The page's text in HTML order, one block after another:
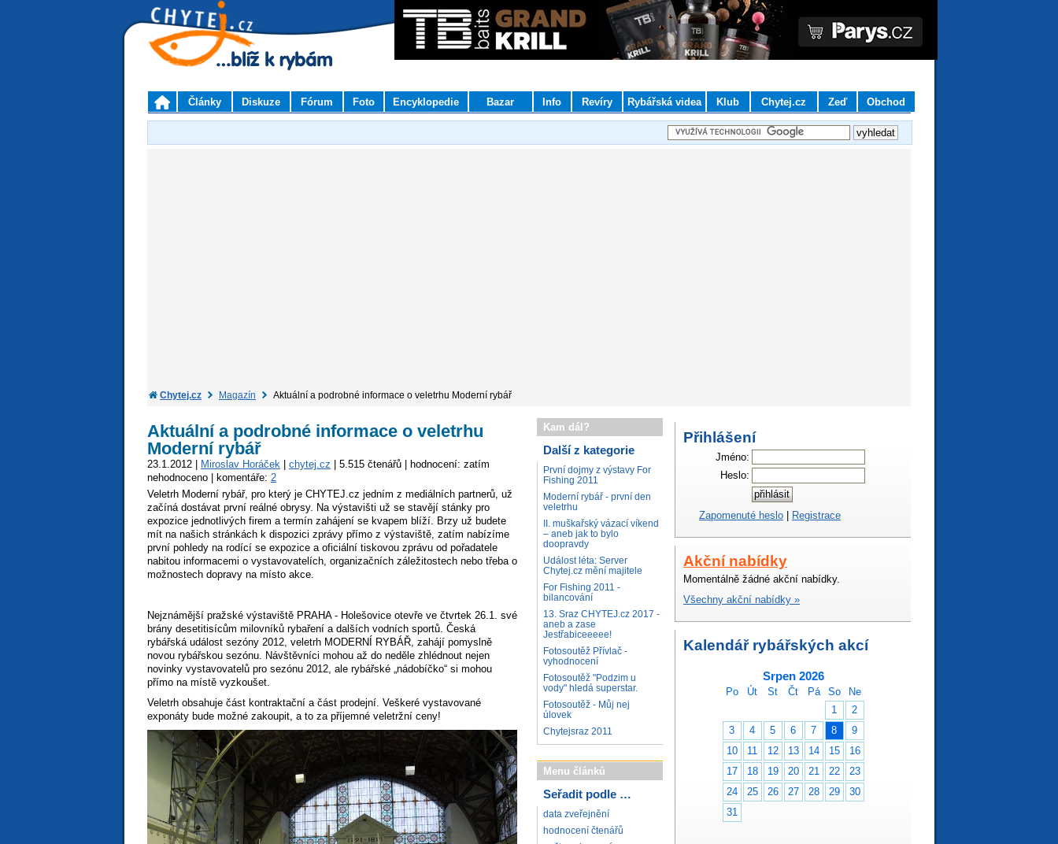
Články Diskuze Fórum Foto Encyklopedie Bazar Info Revíry Rybářská videa Klub Chytej.cz Zeď Obchod
Chytej.cz Magazín Aktuální a podrobné informace o veletrhu Moderní rybář
Aktuální a podrobné informace o veletrhu
Moderní rybář
23.1.2012 | Miroslav Horáček chytej.cz | 5.515 čtenářů | hodnocení: zatím
nehodnoceno | komentáře: 2
Veletrh Moderní rybář, pro který je CHYTEJ.cz jedním z mediálních partnerů, už
začíná dostávat první reálné obrysy. Na výstavišti už se stavějí stánky pro
expozice jednotlivých firem a termín zahájení se kvapem blíží. Brzy už budete
mít na našich stránkách k dispozici zprávy přímo z výstaviště, zatím nabízíme
první pohledy na rodící se expozice a oficiální tiskovou zprávu od pořadatele
nabitou informacemi o vystavovatelích, organizačních záležitostech nebo třeba o
možnostech dopravy na místo akce.
Nejznámější pražské výstaviště PRAHA - Holešovice otevře ve čtvrtek 26.1. své
brány desetitisícům milovníků rybaření a dalších vodních sportů. Česká
rybářská událost sezóny 2012, veletrh MODERNÍ RYBÁŘ, zahájí pomyslně
novou rybářskou sezónu. Návštěvníci mohou až do neděle zhlédnout nejen
novinky vystavovatelů pro sezónu 2012, ale rybářské „nádobíčko“ si mohou
přímo na místě vyzkoušet.
Veletrh obsahuje část kontraktační a část prodejní. Veškeré vystavované
exponáty bude možné zakoupit, a to za příjemné veletržní ceny!
Kam dál?
Další z kategorie
První dojmy z výstavy For
Fishing 2011
Moderní rybář - první den
veletrhu
II. muškařský vázací víkend
– aneb jak to bylo
doopravdy
Událost léta: Server
Chytej.cz mění majitele
For Fishing 2011 -
bilancování
13. Sraz CHYTEJ.cz 2017 -
aneb a zase
Jestřabiceeeee!
Fotosoutěž Přívlač -
vyhodnocení
Fotosoutěž "Podzim u
vody" hledá superstar.
Fotosoutěž - Můj nej
úlovek
Chytejsraz 2011
Menu článků
Seřadit podle …
data zveřejnění
hodnocení čtenářů
Přihlášení
Jméno:
Heslo:
Zapomenuté heslo | Registrace
Akční nabídky
Momentálně žádné akční nabídky.
Všechny akční nabídky »
Kalendář rybářských akcí
Srpen 2026
Po Út St Čt Pá So
Ne
1
2
3
4 5 6 7 8
9
10
11 12 13 14 15
16
17
18 19 20 21 22
23
24
25 26 27 28 29
30
31